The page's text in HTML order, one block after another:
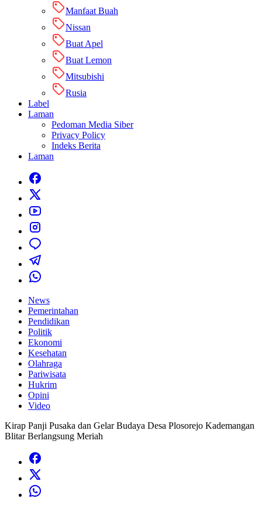
Manfaat Buah
Nissan
Buat Apel
Buat Lemon
Mitsubishi
Rusia
Label
Laman
Pedoman Media Siber
Privacy Policy
Indeks Berita
Laman
News
Pemerintahan
Pendidikan
Politik
Ekonomi
Kesehatan
Olahraga
Pariwisata
Hukrim
Opini
Video
Kirap Panji Pusaka dan Gelar Budaya Desa Plosorejo Kademangan
Blitar Berlangsung Meriah